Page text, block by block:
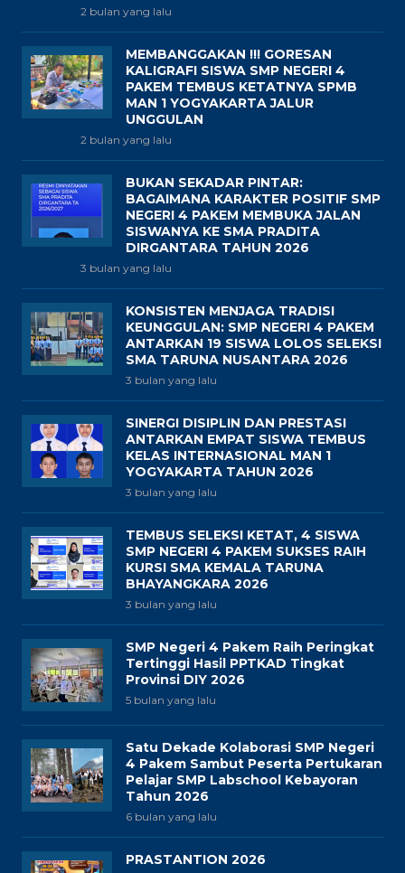
2 bulan yang lalu
MEMBANGGAKAN !!! GORESAN
KALIGRAFI SISWA SMP NEGERI 4
PAKEM TEMBUS KETATNYA SPMB
MAN 1 YOGYAKARTA JALUR
UNGGULAN
2 bulan yang lalu
BUKAN SEKADAR PINTAR:
BAGAIMANA KARAKTER POSITIF SMP
NEGERI 4 PAKEM MEMBUKA JALAN
SISWANYA KE SMA PRADITA
DIRGANTARA TAHUN 2026
3 bulan yang lalu
KONSISTEN MENJAGA TRADISI
KEUNGGULAN: SMP NEGERI 4 PAKEM
ANTARKAN 19 SISWA LOLOS SELEKSI
SMA TARUNA NUSANTARA 2026
3 bulan yang lalu
SINERGI DISIPLIN DAN PRESTASI
ANTARKAN EMPAT SISWA TEMBUS
KELAS INTERNASIONAL MAN 1
YOGYAKARTA TAHUN 2026
3 bulan yang lalu
TEMBUS SELEKSI KETAT, 4 SISWA
SMP NEGERI 4 PAKEM SUKSES RAIH
KURSI SMA KEMALA TARUNA
BHAYANGKARA 2026
3 bulan yang lalu
SMP Negeri 4 Pakem Raih Peringkat
Tertinggi Hasil PPTKAD Tingkat
Provinsi DIY 2026
5 bulan yang lalu
Satu Dekade Kolaborasi SMP Negeri
4 Pakem Sambut Peserta Pertukaran
Pelajar SMP Labschool Kebayoran
Tahun 2026
6 bulan yang lalu
PRASTANTION 2026